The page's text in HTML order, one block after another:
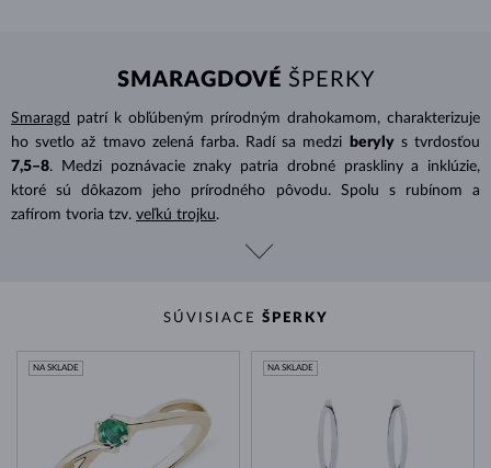
SMARAGDOVÉ ŠPERKY
Smaragd
patrí k obľúbeným prírodným drahokamom, charakterizuje
ho svetlo až tmavo zelená farba. Radí sa medzi
beryly s tvrdosťou
7,5–8. Medzi poznávacie znaky patria drobné praskliny a inklúzie,
ktoré sú dôkazom jeho prírodného pôvodu. Spolu s rubínom a
zafírom tvoria tzv. veľkú trojku.
SÚVISIACE ŠPERKY
NA SKLADE NA SKLADE